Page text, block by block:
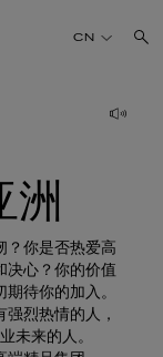
CN
洲
？你是否热爱高
决心？你的价值
待你的加入。
烈热情的人，
未来的人。